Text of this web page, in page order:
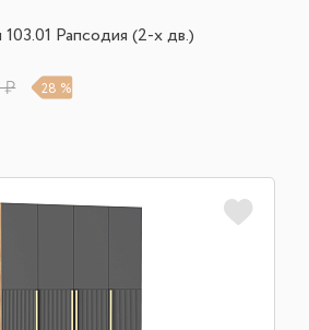
Рапсодия (2-х дв.)
₽ 28 %